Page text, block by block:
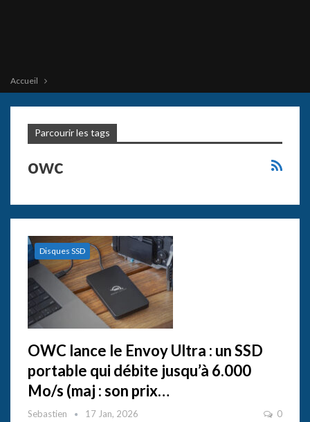
Accueil
Parcourir les tags
owc
Disques SSD
OWC lance le Envoy Ultra : un SSD
portable qui débite jusqu’à 6.000
Mo/s (maj : son prix…
Sebastien 17 Jan, 2026 0